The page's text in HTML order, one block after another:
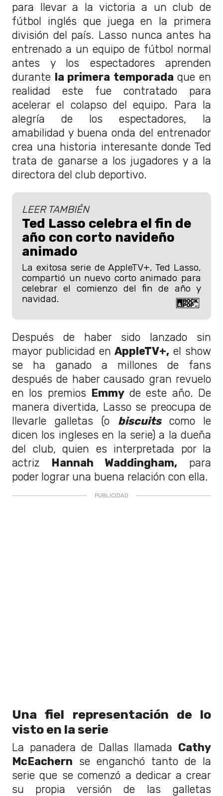
para llevar a la victoria a un club de
fútbol inglés que juega en la primera
división del país. Lasso nunca antes ha
entrenado a un equipo de fútbol normal
antes y los espectadores aprenden
durante la primera temporada que en
realidad este fue contratado para
acelerar el colapso del equipo. Para la
alegría de los espectadores, la
amabilidad y buena onda del entrenador
crea una historia interesante donde Ted
trata de ganarse a los jugadores y a la
directora del club deportivo.
LEER TAMBIÉN
Ted Lasso celebra el fin de
año con corto navideño
animado
La exitosa serie de AppleTV+, Ted Lasso,
compartió un nuevo corto animado para
celebrar el comienzo del fin de año y
navidad.
Después de haber sido lanzado sin
mayor publicidad enAppleTV+, el show
se ha ganado a millones de fans
después de haber causado gran revuelo
en los premios Emmyde este año. De
manera divertida, Lasso se preocupa de
llevarle galletas (o biscuitscomo le
dicen los ingleses en la serie) a la dueña
del club, quien es interpretada por la
actriz Hannah Waddingham, para
poder lograr una buena relación con ella.
Una fiel representación de lo
visto en la serie
La panadera de Dallas llamada Cathy
McEachern se enganchó tanto de la
serie que se comenzó a dedicar a crear
su propia versión de las galletas